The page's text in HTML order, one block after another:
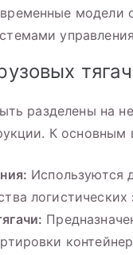
модели
разделены на
К основным
Используются
логистических